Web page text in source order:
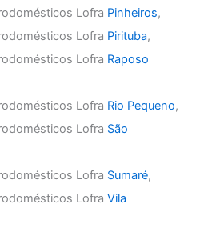
Lofra Pinheiros,
Lofra Pirituba,
Lofra Raposo
Lofra Rio Pequeno,
Lofra São
Lofra Sumaré,
LofraVila